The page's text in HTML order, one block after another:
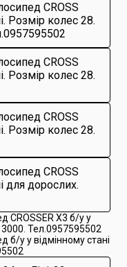
CROSS
Розмір колес 28.
CROSS
Розмір колес 28.
CROSS
Розмір колес 28.
CROSS
для дорослих.
CROSSER X3 б/у у
3000. Тел.0957595502
б/у у відмінному стані